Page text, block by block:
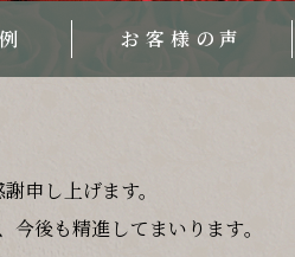
お客様の声
し上げます。
後も精進してまいります。